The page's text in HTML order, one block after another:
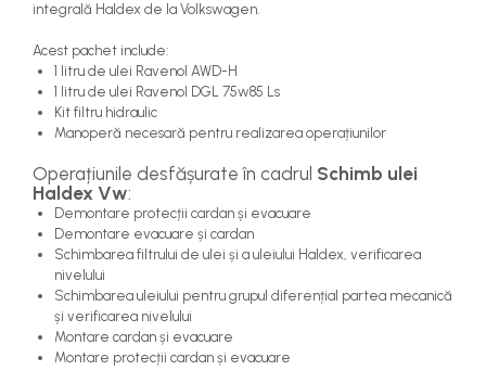
integrală Haldex de la Volkswagen.
Acest pachet include:
1 litru de ulei Ravenol AWD-H
1 litru de ulei Ravenol DGL 75w85 Ls
Kit filtru hidraulic
Manoperă necesară pentru realizarea operațiunilor
Operațiunile desfășurate în cadrul Schimb ulei
Haldex Vw:
Demontare protecții cardan și evacuare
Demontare evacuare și cardan
Schimbarea filtrului de ulei și a uleiului Haldex, verificarea
nivelului
Schimbarea uleiului pentru grupul diferențial partea mecanică
și verificarea nivelului
Montare cardan și evacuare
Montare protecții cardan și evacuare